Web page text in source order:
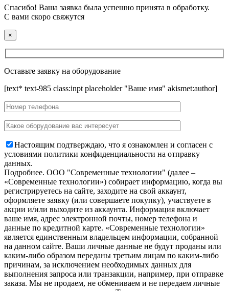
Спасибо! Ваша заявка была успешно принята в обработку.
С вами скоро свяжутся
×
Оставьте заявку на оборудование
[text* text-985 class:inpt placeholder "Ваше имя" akismet:author]
Настоящим подтверждаю, что я ознакомлен и согласен с
условиями политики конфиденциальности на отправку
данных.
Подробнее. OOO "Современные технологии" (далее –
«Современные технологии») собирает информацию, когда вы
регистрируетесь на сайте, заходите на свой аккаунт,
оформляете заявку (или совершаете покупку), участвуете в
акции и/или выходите из аккаунта. Информация включает
ваше имя, адрес электронной почты, номер телефона и
данные по кредитной карте. «Современные технологии»
является единственным владельцем информации, собранной
на данном сайте. Ваши личные данные не будут проданы или
каким-либо образом переданы третьим лицам по каким-либо
причинам, за исключением необходимых данных для
выполнения запроса или транзакции, например, при отправке
заказа. Мы не продаем, не обмениваем и не передаем личные